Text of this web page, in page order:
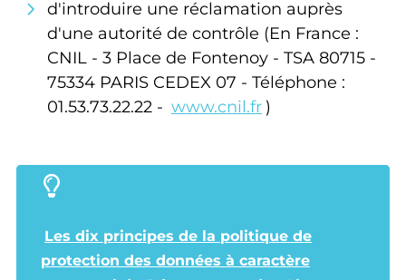
d'introduire une réclamation auprès
d'une autorité de contrôle (En France :
CNIL - 3 Place de Fontenoy - TSA 80715 -
75334 PARIS CEDEX 07 - Téléphone :
01.53.73.22.22 - www.cnil.fr )
Les dix principes de la politique de
protection des données à caractère